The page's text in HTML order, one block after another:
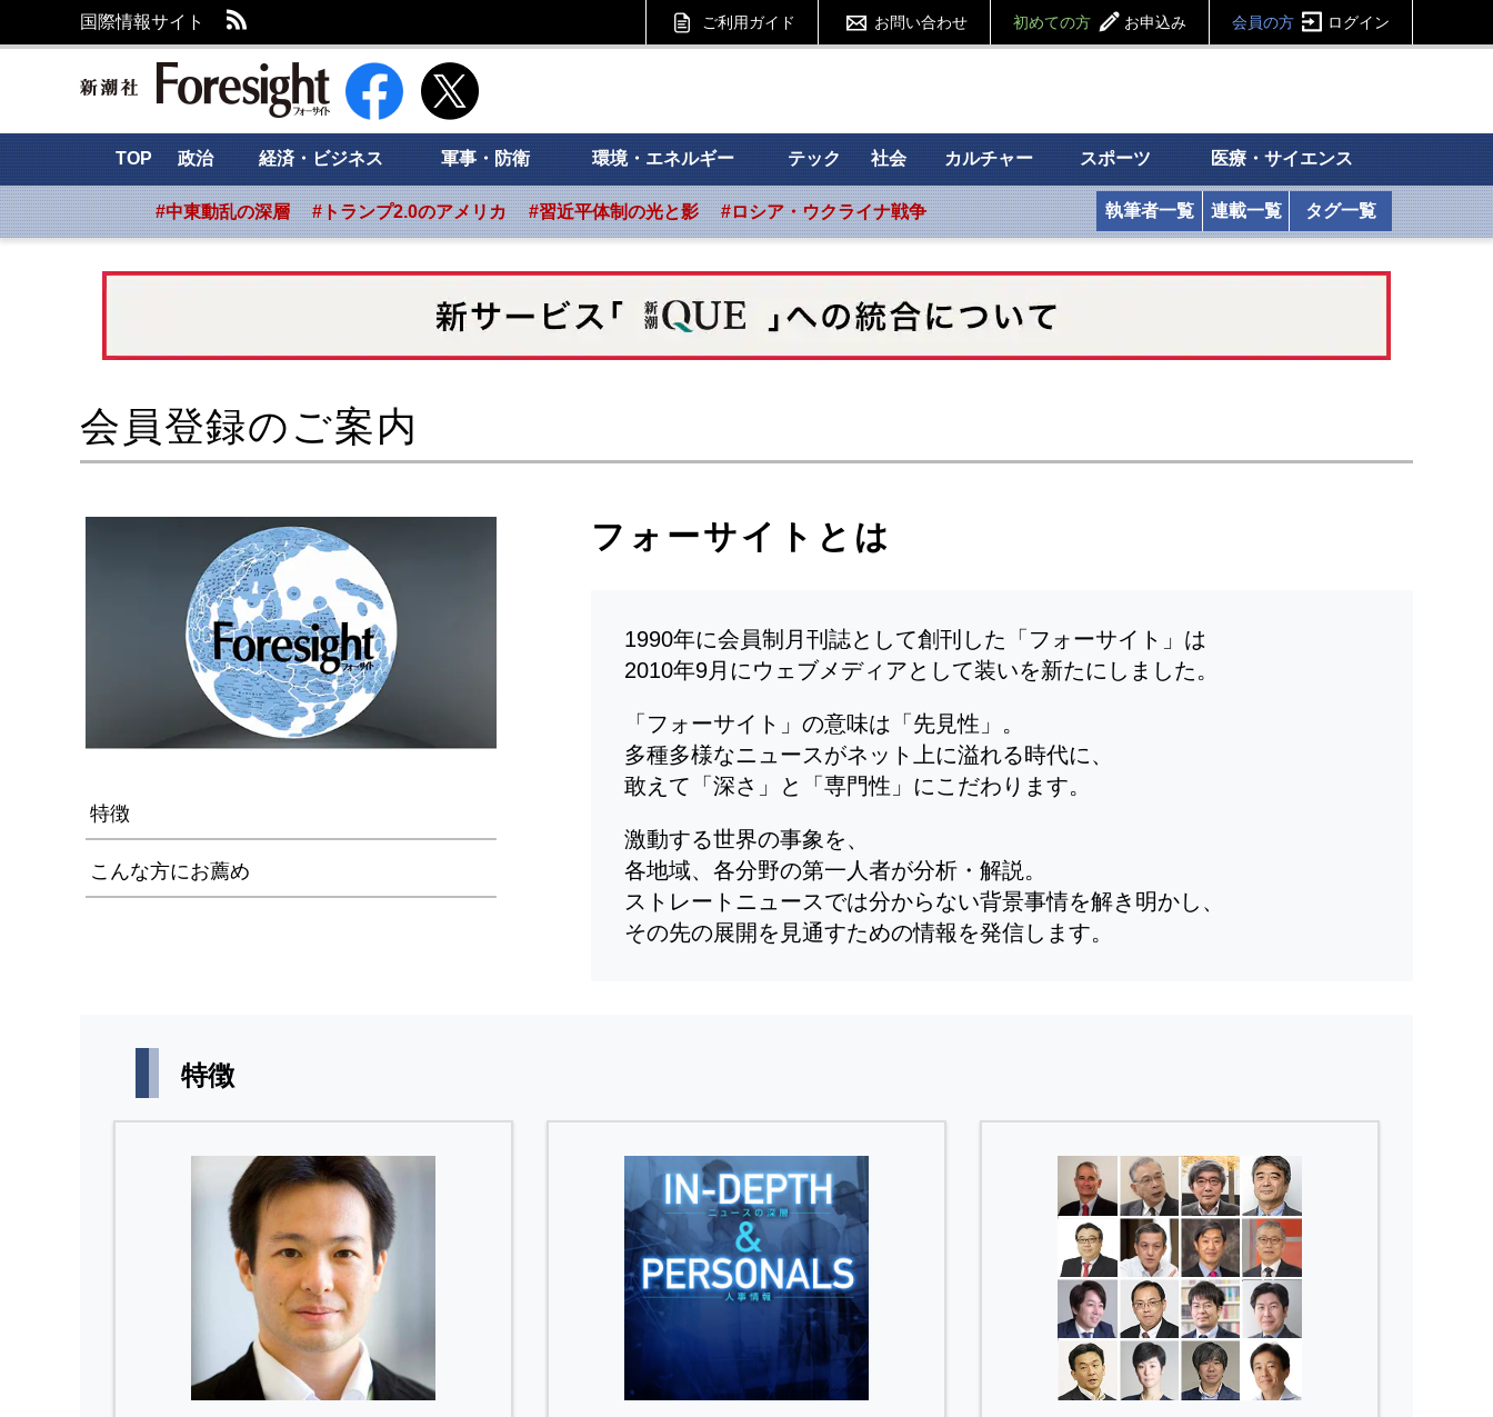
国際情報サイト ご利用ガイド お問い合わせ 初めての方 お申込み 会員の方 ログイン
新潮社 Foresight フォーサイト
TOP 政治 経済・ビジネス 軍事・防衛 環境・エネルギー テック 社会 カルチャー スポーツ 医療・サイエンス
#中東動乱の深層 #トランプ2.0のアメリカ #習近平体制の光と影 #ロシア・ウクライナ戦争 執筆者一覧 連載一覧 タグ一覧
会員登録のご案内
特徴
こんな方にお薦め
フォーサイトとは
1990年に会員制月刊誌として創刊した「フォーサイト」は
2010年9月にウェブメディアとして装いを新たにしました。
「フォーサイト」の意味は「先見性」。
多種多様なニュースがネット上に溢れる時代に、
敢えて「深さ」と「専門性」にこだわります。
激動する世界の事象を、
各地域、各分野の第一人者が分析・解説。
ストレートニュースでは分からない背景事情を解き明かし、
その先の展開を見通すための情報を発信します。
特徴